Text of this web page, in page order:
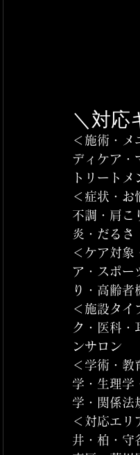
＼対応
＜施術・メ
ディケア・
トリート
＜症状・お
不調・肩こ
炎・だるさ
＜ケア対象
ア・スポー
り・高齢
＜施設タイ
ク・医科・
ンサロン
＜学術・教
学・生理学
学・関係法
＜対応エリ
井・柏・守